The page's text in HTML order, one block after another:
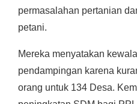
permasalahan pertanian
petani.
Mereka menyatakan
pendampingan karena
orang untuk 134 Desa.